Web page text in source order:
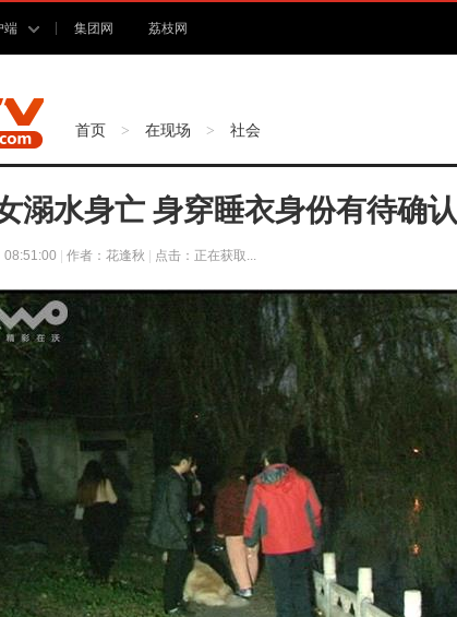
端 集团网 荔枝网
首页 > 在现场 > 社会
溺水身亡 身穿睡衣身份有待确认
08:51:00 作者：花逢秋 点击： 正在获取...